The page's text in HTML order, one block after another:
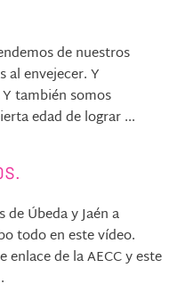
de nuestros
al envejecer. Y
también somos
edad de lograr ...
Úbeda y Jaén a
todo en este vídeo.
enlace de la AECC y este